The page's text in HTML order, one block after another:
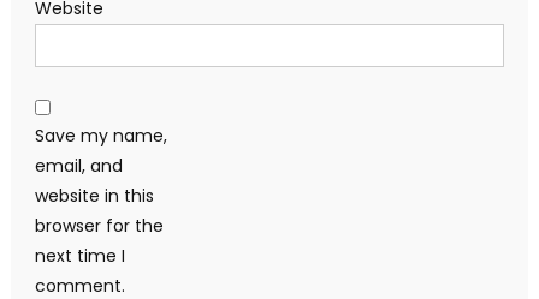
Website
Save my name,
email, and
website in this
browser for the
next time I
comment.